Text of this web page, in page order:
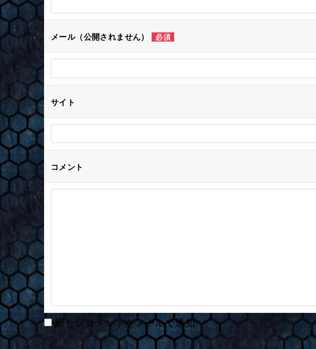
シ
ョ
ン
メール（公開されません） 必須
サイト
コメント
新しいコメントをメールで通知